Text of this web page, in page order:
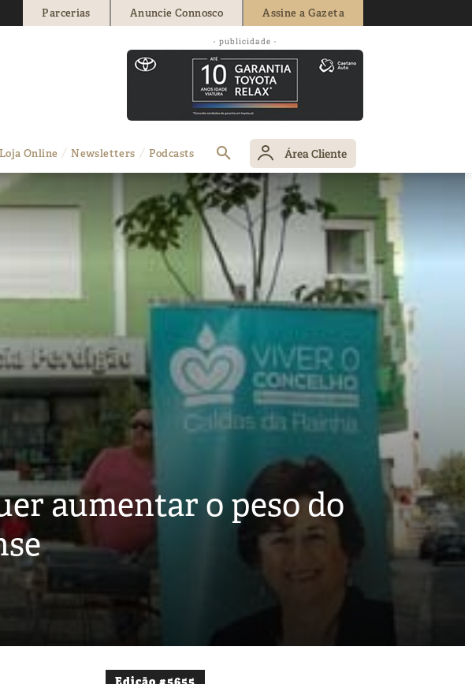
Parcerias Anuncie Connosco Assine a Gazeta
- publicidade -
Loja Online Newsletters Podcasts Área Cliente
aumentar o peso do